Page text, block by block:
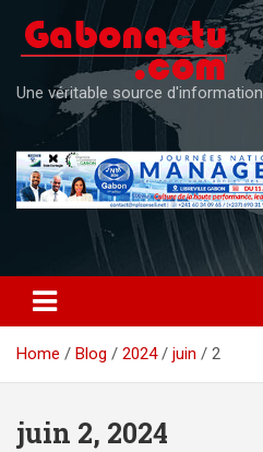
content
Une véritable source d'information
Home Blog 2024 juin 2
juin 2, 2024